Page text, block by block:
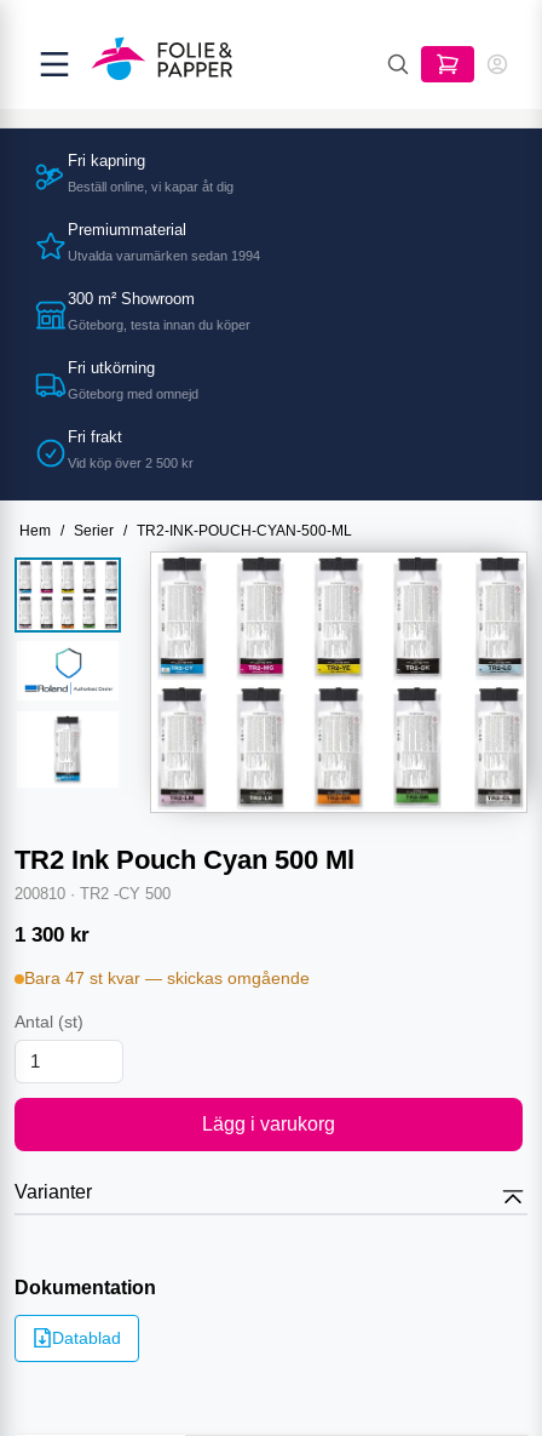
Fri kapning
Beställ online, vi kapar åt dig
Premiummaterial
Utvalda varumärken sedan 1994
300 m² Showroom
Göteborg, testa innan du köper
Fri utkörning
Göteborg med omnejd
Fri frakt
Vid köp över 2 500 kr
Hem / Serier / TR2-INK-POUCH-CYAN-500-ML
TR2 Ink Pouch Cyan 500 Ml
200810 · TR2 -CY 500
1 300 kr
Bara 47 st kvar — skickas omgående
Antal (st)
Lägg i varukorg
Varianter
Dokumentation
Datablad